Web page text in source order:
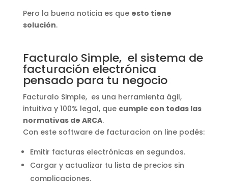
Pero la buena noticia es que esto tiene
solución.
Facturalo Simple, el sistema de
facturación electrónica
pensado para tu negocio
Facturalo Simple, es una herramienta ágil,
intuitiva y 100% legal, que cumple con todas las
normativas de ARCA.
Con este software de facturacion on line podés:
Emitir facturas electrónicas en segundos.
Cargar y actualizar tu lista de precios sin
complicaciones.